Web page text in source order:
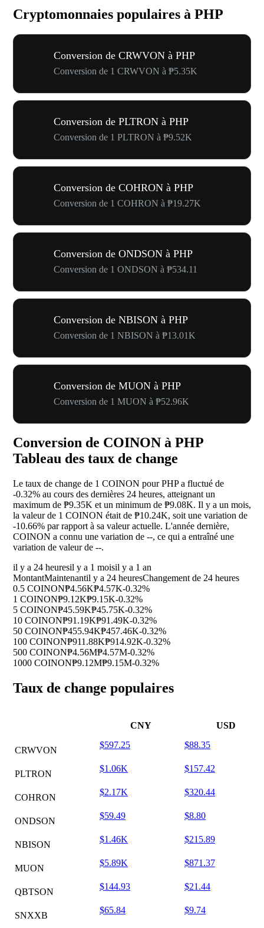
Cryptomonnaies populaires à PHP
Conversion de CRWVON à PHP
Conversion de 1 CRWVON à ₱5.35K
Conversion de PLTRON à PHP
Conversion de 1 PLTRON à ₱9.52K
Conversion de COHRON à PHP
Conversion de 1 COHRON à ₱19.27K
Conversion de ONDSON à PHP
Conversion de 1 ONDSON à ₱534.11
Conversion de NBISON à PHP
Conversion de 1 NBISON à ₱13.01K
Conversion de MUON à PHP
Conversion de 1 MUON à ₱52.96K
Conversion de COINON à PHP
Tableau des taux de change
Le taux de change de 1 COINON pour PHP a fluctué de
-0.32% au cours des dernières 24 heures, atteignant un
maximum de ₱9.35K et un minimum de ₱9.08K. Il y a un mois,
la valeur de 1 COINON était de ₱10.24K, soit une variation de
-10.66% par rapport à sa valeur actuelle. L'année dernière,
COINON a connu une variation de --, ce qui a entraîné une
variation de valeur de --.
il y a 24 heuresil y a 1 moisil y a 1 an
MontantMaintenantil y a 24 heuresChangement de 24 heures
0.5 COINON₱4.56K₱4.57K-0.32%
1 COINON₱9.12K₱9.15K-0.32%
5 COINON₱45.59K₱45.75K-0.32%
10 COINON₱91.19K₱91.49K-0.32%
50 COINON₱455.94K₱457.46K-0.32%
100 COINON₱911.88K₱914.92K-0.32%
500 COINON₱4.56M₱4.57M-0.32%
1000 COINON₱9.12M₱9.15M-0.32%
Taux de change populaires
CNY USD
CRWVON
$597.25 $88.35
PLTRON
$1.06K $157.42
COHRON
$2.17K $320.44
ONDSON
$59.49 $8.80
NBISON
$1.46K $215.89
MUON
$5.89K $871.37
QBTSON
$144.93 $21.44
SNXXB
$65.84 $9.74